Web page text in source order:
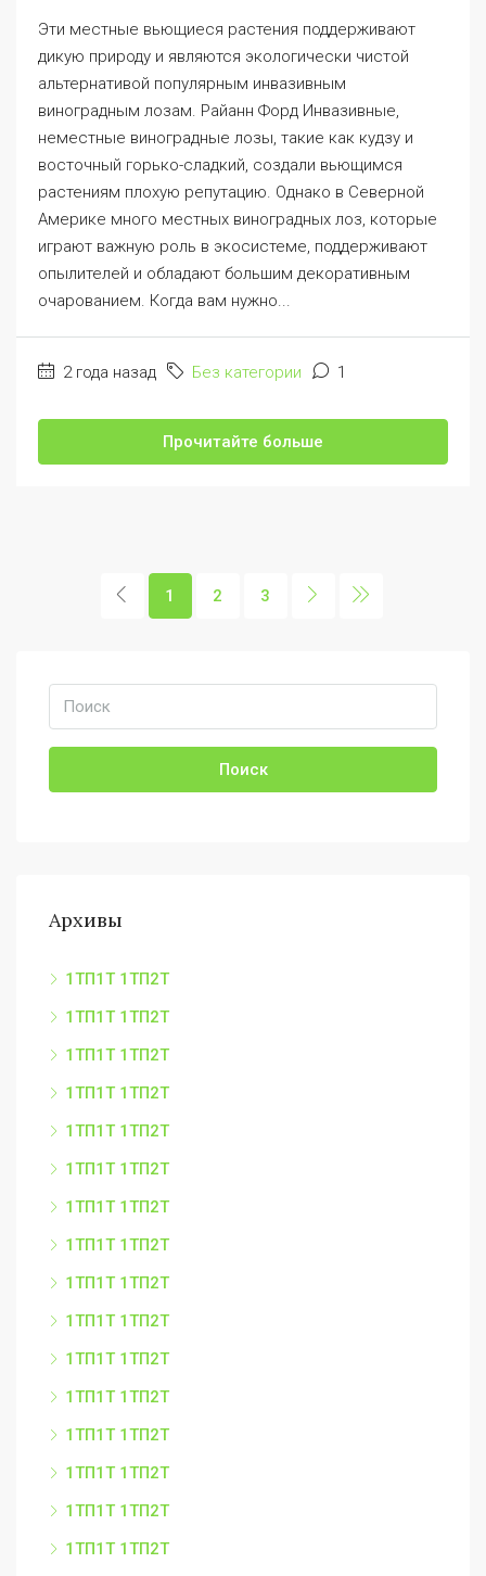
Эти местные вьющиеся растения поддерживают
дикую природу и являются экологически чистой
альтернативой популярным инвазивным
виноградным лозам. Райанн Форд Инвазивные,
неместные виноградные лозы, такие как кудзу и
восточный горько-сладкий, создали вьющимся
растениям плохую репутацию. Однако в Северной
Америке много местных виноградных лоз, которые
играют важную роль в экосистеме, поддерживают
опылителей и обладают большим декоративным
очарованием. Когда вам нужно...
2 года назад Без категории 1
Прочитайте больше
1 2 3
Поиск
Архивы
1ТП1Т 1ТП2Т
1ТП1Т 1ТП2Т
1ТП1Т 1ТП2Т
1ТП1Т 1ТП2Т
1ТП1Т 1ТП2Т
1ТП1Т 1ТП2Т
1ТП1Т 1ТП2Т
1ТП1Т 1ТП2Т
1ТП1Т 1ТП2Т
1ТП1Т 1ТП2Т
1ТП1Т 1ТП2Т
1ТП1Т 1ТП2Т
1ТП1Т 1ТП2Т
1ТП1Т 1ТП2Т
1ТП1Т 1ТП2Т
1ТП1Т 1ТП2Т